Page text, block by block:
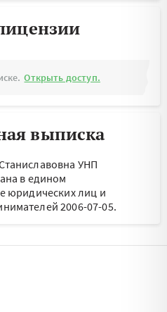
Открыть доступ.
выписка
УНП
в едином
юридических лиц и
2006-07-05.